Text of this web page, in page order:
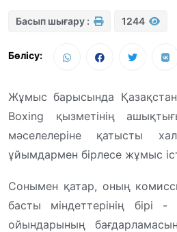
Басып шығару : 1244
Бөлісу:
Жұмыс барысында
Boxing қызметінің
мәселелеріне қатысты
ұйымдармен бірлесе жұмыс
Сонымен қатар, оның
басты міндеттерінің
ойындарының